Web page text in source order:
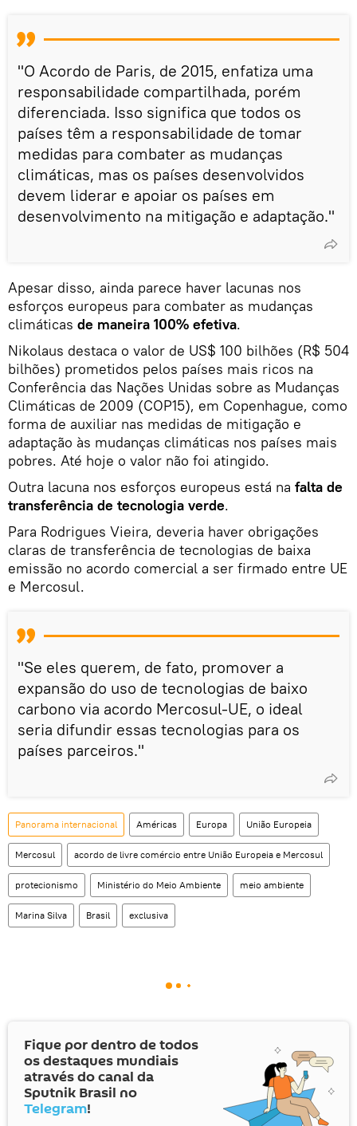
"O Acordo de Paris, de 2015, enfatiza uma
responsabilidade compartilhada, porém
diferenciada. Isso significa que todos os
países têm a responsabilidade de tomar
medidas para combater as mudanças
climáticas, mas os países desenvolvidos
devem liderar e apoiar os países em
desenvolvimento na mitigação e adaptação."
Apesar disso, ainda parece haver lacunas nos
esforços europeus para combater as mudanças
climáticas de maneira 100% efetiva.
Nikolaus destaca o valor de US$ 100 bilhões (R$ 504
bilhões) prometidos pelos países mais ricos na
Conferência das Nações Unidas sobre as Mudanças
Climáticas de 2009 (COP15), em Copenhague, como
forma de auxiliar nas medidas de mitigação e
adaptação às mudanças climáticas nos países mais
pobres. Até hoje o valor não foi atingido.
Outra lacuna nos esforços europeus está na falta de
transferência de tecnologia verde.
Para Rodrigues Vieira, deveria haver obrigações
claras de transferência de tecnologias de baixa
emissão no acordo comercial a ser firmado entre UE
e Mercosul.
"Se eles querem, de fato, promover a
expansão do uso de tecnologias de baixo
carbono via acordo Mercosul-UE, o ideal
seria difundir essas tecnologias para os
países parceiros."
Panorama internacional Américas Europa União Europeia
Mercosul acordo de livre comércio entre União Europeia e Mercosul
protecionismo Ministério do Meio Ambiente meio ambiente
Marina Silva Brasil exclusiva
Fique por dentro de todos
os destaques mundiais
através do canal da
Sputnik Brasil no
Telegram!